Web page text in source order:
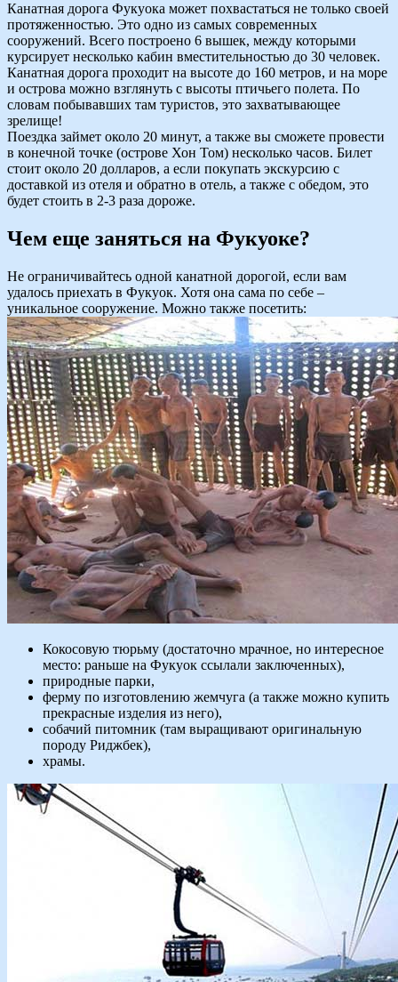
Канатная дорога Фукуока может похвастаться не только своей
протяженностью. Это одно из самых современных
сооружений. Всего построено 6 вышек, между которыми
курсирует несколько кабин вместительностью до 30 человек.
Канатная дорога проходит на высоте до 160 метров, и на море
и острова можно взглянуть с высоты птичьего полета. По
словам побывавших там туристов, это захватывающее
зрелище!
Поездка займет около 20 минут, а также вы сможете провести
в конечной точке (острове Хон Том) несколько часов. Билет
стоит около 20 долларов, а если покупать экскурсию с
доставкой из отеля и обратно в отель, а также с обедом, это
будет стоить в 2-3 раза дороже.
Чем еще заняться на Фукуоке?
Не ограничивайтесь одной канатной дорогой, если вам
удалось приехать в Фукуок. Хотя она сама по себе –
уникальное сооружение. Можно также посетить:
Кокосовую тюрьму (достаточно мрачное, но интересное
место: раньше на Фукуок ссылали заключенных),
природные парки,
ферму по изготовлению жемчуга (а также можно купить
прекрасные изделия из него),
собачий питомник (там выращивают оригинальную
породу Риджбек),
храмы.